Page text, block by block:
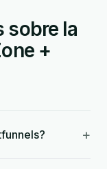
sobre la
+
+